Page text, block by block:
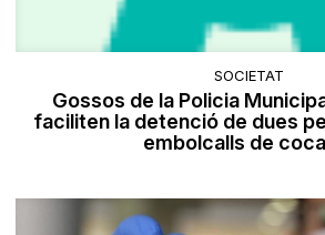
SOCIETAT
Gossos de la Policia
faciliten la detenció de dues
embolcalls de